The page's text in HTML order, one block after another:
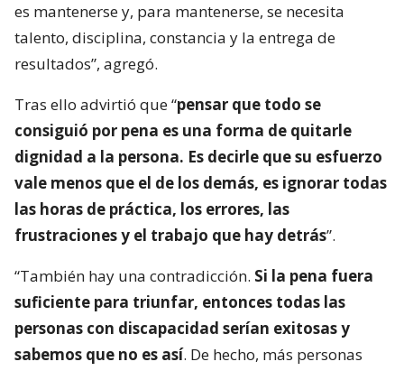
es mantenerse y, para mantenerse, se necesita
talento, disciplina, constancia y la entrega de
resultados”, agregó.
Tras ello advirtió que “pensar que todo se
consiguió por pena es una forma de quitarle
dignidad a la persona. Es decirle que su esfuerzo
vale menos que el de los demás, es ignorar todas
las horas de práctica, los errores, las
frustraciones y el trabajo que hay detrás”.
“También hay una contradicción. Si la pena fuera
suficiente para triunfar, entonces todas las
personas con discapacidad serían exitosas y
sabemos que no es así. De hecho, más personas